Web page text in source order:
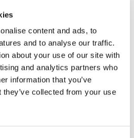
content and ads, to
and to analyse our traffic.
about your use of our site with
and analytics partners who
information that you’ve
collected from your use